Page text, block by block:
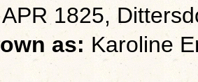
1825,
as: Karoline